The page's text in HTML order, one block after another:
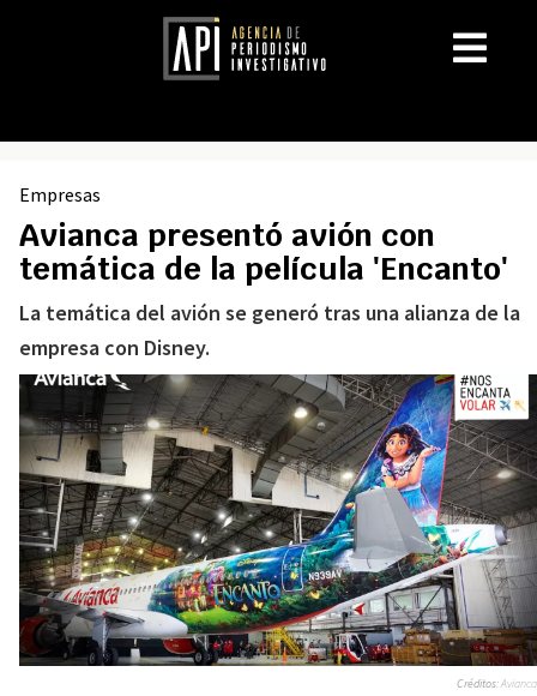
Empresas
Avianca presentó avión con
temática de la película 'Encanto'
La temática del avión se generó tras una alianza de la
empresa con Disney.
Créditos:Avianca